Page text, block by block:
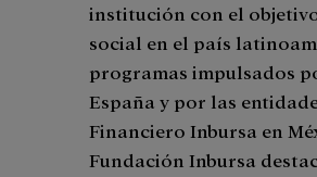
institución con el
social en el país
programas impulsados
España y por las
Financiero Inbursa en
Fundación Inbursa